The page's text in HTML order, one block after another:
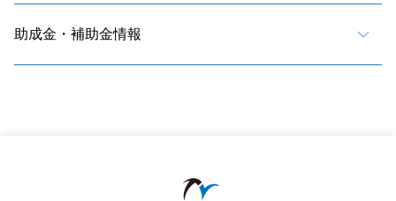
助成金・補助金情報